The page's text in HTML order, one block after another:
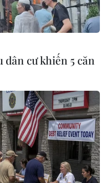
dịch COVID-19.
tái áp đặt lệnh
khẳng định sẽ
lệnh giới nghiêm
nhiễm mới ở nước
bệnh nhân được
cộng đồng mà
người liên quan
ly hoặc tù nhân ở
dân cư khiến 5 căn